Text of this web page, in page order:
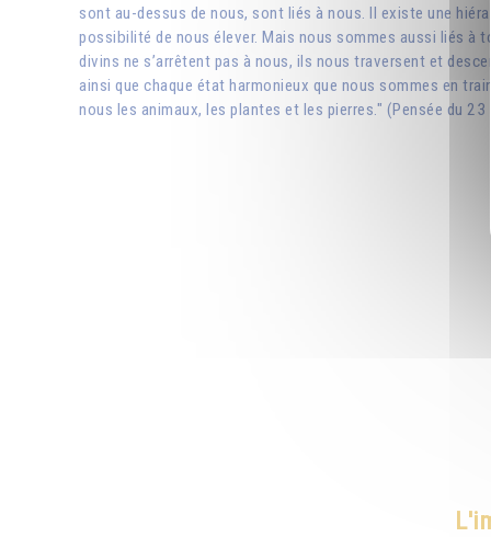
sont au-dessus de nous, sont liés à nous. Il existe une
possibilité de nous élever. Mais nous sommes aussi liés à
divins ne s’arrêtent pas à nous, ils nous traversent et
ainsi que chaque état harmonieux que nous sommes en
nous les animaux, les plantes et les pierres." (Pensée du 23